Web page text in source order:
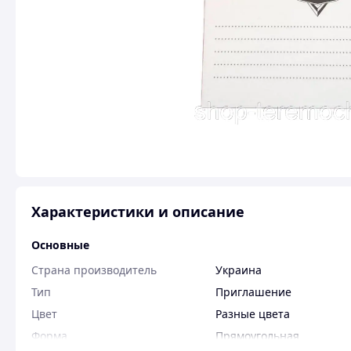
Характеристики и описание
Основные
Страна производитель
Украина
Тип
Приглашение
Цвет
Разные цвета
Форма
Прямоугольная